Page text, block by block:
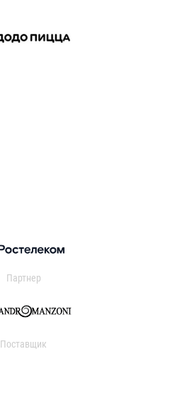
Партнер
Поставщик